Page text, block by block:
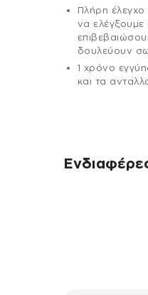
Πλήρη έλεγχο
να ελέγξουμε
δουλεύουν
1 χρόνο
και τα